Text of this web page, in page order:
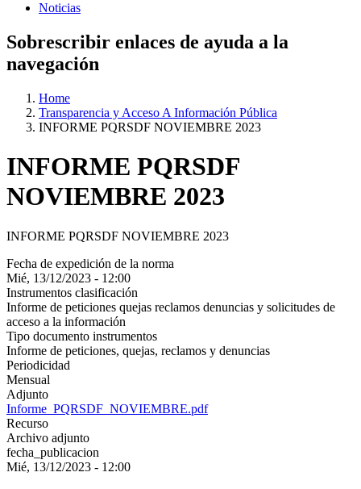
Noticias
Sobrescribir enlaces de ayuda a la
navegación
Home
Transparencia y Acceso A Información Pública
INFORME PQRSDF NOVIEMBRE 2023
INFORME PQRSDF
NOVIEMBRE 2023
INFORME PQRSDF NOVIEMBRE 2023
Fecha de expedición de la norma
Mié, 13/12/2023 - 12:00
Instrumentos clasificación
Informe de peticiones quejas reclamos denuncias y solicitudes de
acceso a la información
Tipo documento instrumentos
Informe de peticiones, quejas, reclamos y denuncias
Periodicidad
Mensual
Adjunto
Informe_PQRSDF_NOVIEMBRE.pdf
Recurso
Archivo adjunto
fecha_publicacion
Mié, 13/12/2023 - 12:00